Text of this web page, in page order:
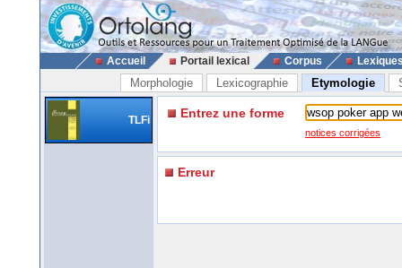
Accueil Portail lexical Corpus
Morphologie Lexicographie Etymologie
TLFi Entrez une forme
notices corrigées
Erreur